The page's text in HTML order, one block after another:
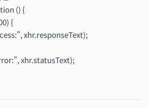
() {
{
xhr.responseText);
xhr.statusText);